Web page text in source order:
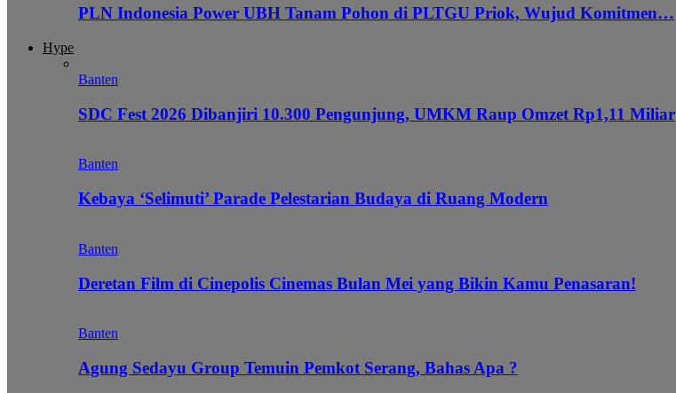
PLN Indonesia Power UBH Tanam Pohon di PLTGU Priok, Wujud Komitmen…
Hype
Banten
SDC Fest 2026 Dibanjiri 10.300 Pengunjung, UMKM Raup Omzet Rp1,11 Miliar
Banten
Kebaya ‘Selimuti’ Parade Pelestarian Budaya di Ruang Modern
Banten
Deretan Film di Cinepolis Cinemas Bulan Mei yang Bikin Kamu Penasaran!
Banten
Agung Sedayu Group Temuin Pemkot Serang, Bahas Apa ?